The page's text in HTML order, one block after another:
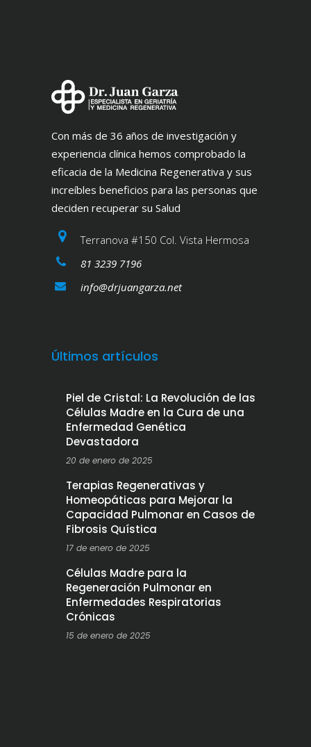
Con más de 36 años de investigación y
experiencia clínica hemos comprobado la
eficacia de la Medicina Regenerativa y sus
increíbles beneficios para las personas que
deciden recuperar su Salud
Terranova #150 Col. Vista Hermosa
81 3239 7196
info@drjuangarza.net
Últimos artículos
Piel de Cristal: La Revolución de las
Células Madre en la Cura de una
Enfermedad Genética
Devastadora
20 de enero de 2025
Terapias Regenerativas y
Homeopáticas para Mejorar la
Capacidad Pulmonar en Casos de
Fibrosis Quística
17 de enero de 2025
Células Madre para la
Regeneración Pulmonar en
Enfermedades Respiratorias
Crónicas
15 de enero de 2025